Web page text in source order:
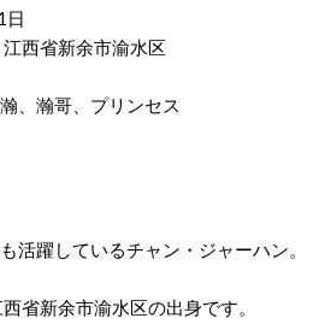
日
西省新余市渝水区
、瀚哥、プリンセス
活躍しているチャン・ジャーハン。
省新余市渝水区の出身です。